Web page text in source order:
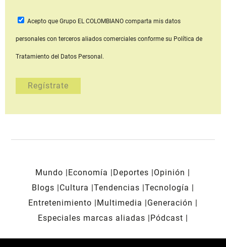
Acepto que Grupo EL COLOMBIANOcomparta mis datos
personales con terceros aliados comerciales conforme su Política de
Tratamiento del Datos Personal.
Mundo Economía Deportes
Opinión
Blogs
Cultura Tendencias Tecnología
Entretenimiento
Multimedia
Generación
Especiales marcas aliadas
Pódcast